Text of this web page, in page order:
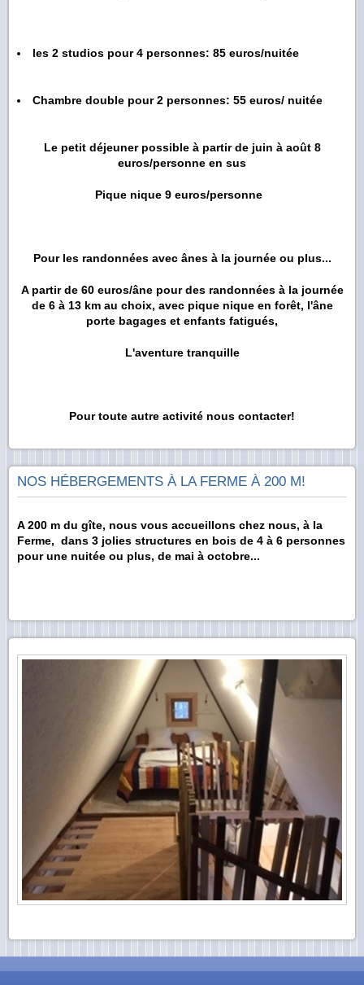
les 2 studios pour 4 personnes: 85 euros/nuitée
Chambre double pour 2 personnes: 55 euros/ nuitée
Le petit déjeuner possible à partir de juin à août 8
euros/personne en sus
Pique nique 9 euros/personne
Pour les randonnées avec ânes à la journée ou plus...
A partir de 60 euros/âne pour des randonnées à la journée
de 6 à 13 km au choix, avec pique nique en forêt, l'âne
porte bagages et enfants fatigués,
L'aventure tranquille
Pour toute autre activité nous contacter!
NOS HÉBERGEMENTS À LA FERME À 200 M!
A 200 m du gîte, nous vous accueillons chez nous, à la
Ferme, dans 3 jolies structures en bois de 4 à 6 personnes
pour une nuitée ou plus, de mai à octobre...